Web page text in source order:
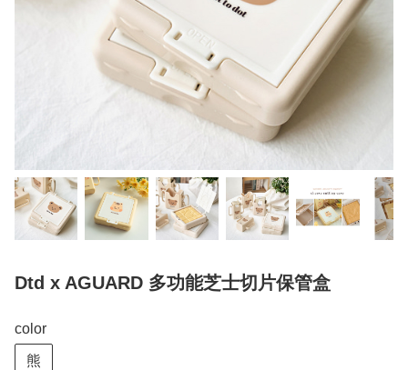
Dtd x AGUARD 多功能芝士切片保管盒
color
熊